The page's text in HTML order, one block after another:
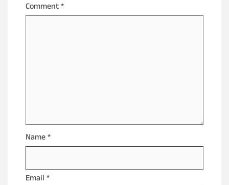
Comment*
Name*
Email *